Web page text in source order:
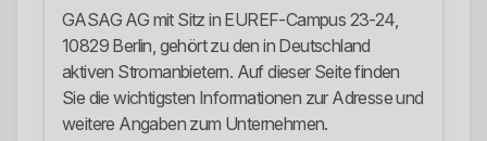
GASAG AG mit Sitz in EUREF-Campus 23-24,
10829 Berlin, gehört zu den in Deutschland
aktiven Stromanbietern. Auf dieser Seite finden
Sie die wichtigsten Informationen zur Adresse und
weitere Angaben zum Unternehmen.